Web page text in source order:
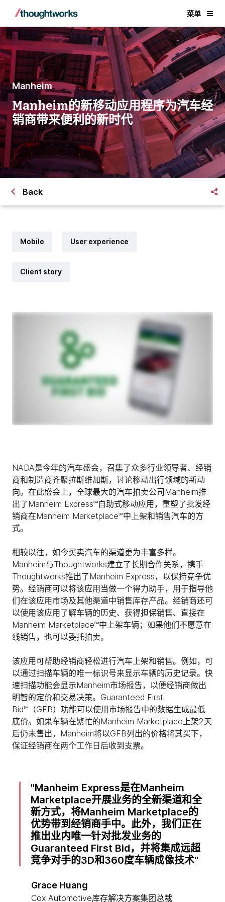
菜单
Manheim
Manheim的新移动应用程序为汽车经
销商带来便利的新时代
Back
Mobile User experience
Client story
NADA是今年的汽车盛会，召集了众多行业领导者、经销
商和制造商齐聚拉斯维加斯，讨论移动出行领域的新动
向。在此盛会上，全球最大的汽车拍卖公司Manheim推
出了Manheim Express℠自助式移动应用，重塑了批发经
销商在Manheim Marketplace℠中上架和销售汽车的方
式。
相较以往，如今买卖汽车的渠道更为丰富多样。
Manheim与Thoughtworks建立了长期合作关系，携手
Thoughtworks推出了Manheim Express，以保持竞争优
势。经销商可以将该应用当做一个得力助手，用于指导他
们在该应用市场及其他渠道中销售库存产品。经销商还可
以使用该应用了解车辆的历史、获得担保销售、直接在
Manheim Marketplace℠中上架车辆；如果他们不愿意在
线销售，也可以委托拍卖。
该应用可帮助经销商轻松进行汽车上架和销售。例如，可
以通过扫描车辆的唯一标识号来显示车辆的历史记录。快
速扫描功能会显示Manheim市场报告，以便经销商做出
明智的定价和交易决策。Guaranteed First
Bid℠（GFB）功能可以使用市场报告中的数据生成最低
底价。如果车辆在繁忙的Manheim Marketplace上架2天
后仍未售出，Manheim将以GFB列出的价格将其买下，
保证经销商在两个工作日后收到支票。
Manheim Express是在Manheim
Marketplace开展业务的全新渠道和全
新方式，将Manheim Marketplace的
优势带到经销商手中。此外，我们正在
推出业内唯一针对批发业务的
Guaranteed First Bid，并将集成远超
竞争对手的3D和360度车辆成像技术
Grace Huang
Cox Automotive库存解决方案集团总裁